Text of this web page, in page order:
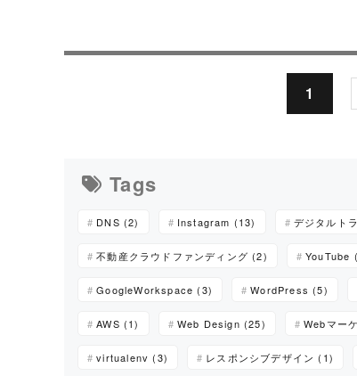
1
Tags
DNS (2) Instagram (13) デジタルト
不動産クラウドファンディング (2) YouTube
GoogleWorkspace (3) WordPress (5)
AWS (1) Web Design (25) Webマー
virtualenv (3) レスポンシブデザイン (1)